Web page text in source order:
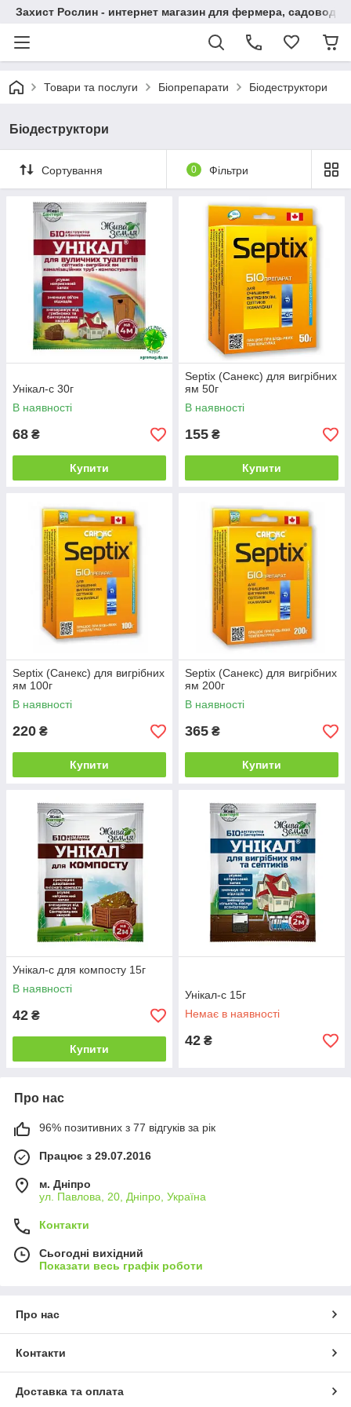
Захист Рослин - интернет магазин для фермера,
Товари та послуги Біопрепарати Біодеструктори
Біодеструктори
Сортування 0 Фільтри
Унікал-с 30г
В наявності
68 ₴
Купити
Septix (Санекс) для вигрібних
ям 50г
В наявності
155 ₴
Купити
Septix (Санекс) для вигрібних
ям 100г
В наявності
220 ₴
Купити
Septix (Санекс) для вигрібних
ям 200г
В наявності
365 ₴
Купити
Унікал-с для компосту 15г
В наявності
42 ₴
Купити
Унікал-с 15г
Немає в наявності
42 ₴
Про нас
96% позитивних з 77 відгуків за рік
Працює з 29.07.2016
м. Дніпро
ул. Павлова, 20, Дніпро, Україна
Контакти
Сьогодні вихідний
Показати весь графік роботи
Про нас
Контакти
Доставка та оплата